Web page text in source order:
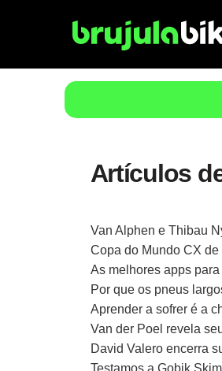
Artículos
Van Alphen e Thibau
Copa do Mundo CX
As melhores apps
Por que os pneus
Aprender a sofrer é a
Van der Poel revela
David Valero encerra
Testamos a Gobik